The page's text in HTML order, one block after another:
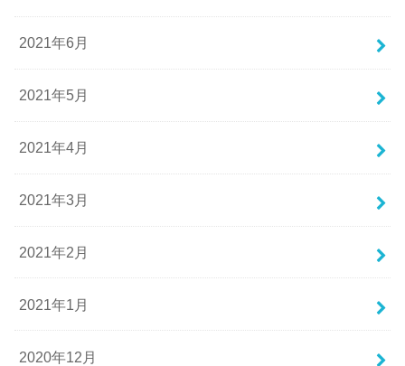
2021年6月
2021年5月
2021年4月
2021年3月
2021年2月
2021年1月
2020年12月